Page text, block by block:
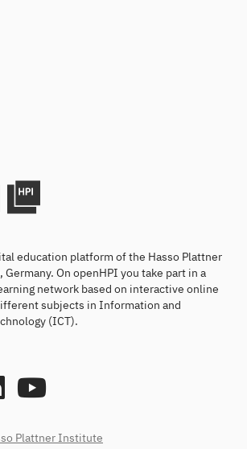
education platform of the Hasso Plattner
On openHPI you take part in a
network based on interactive online
subjects in Information and
(ICT).
Plattner Institute